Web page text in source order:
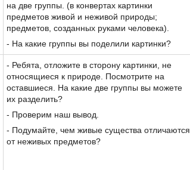
на две группы. (в конвертах картинки
предметов живой и неживой природы;
предметов, созданных руками человека).
- На какие группы вы поделили картинки?
- Ребята, отложите в сторону картинки, не
относящиеся к природе. Посмотрите на
оставшиеся. На какие две группы вы можете
их разделить?
- Проверим наш вывод.
- Подумайте, чем живые существа отличаются
от неживых предметов?